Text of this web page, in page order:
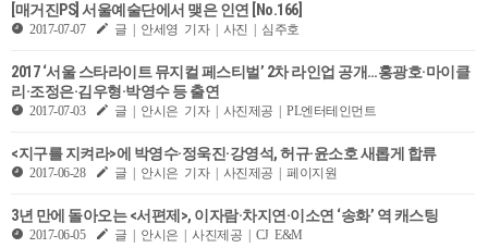
[매거진PS] 서울예술단에서 맺은 인연 [No.166]
2017-07-07 글 | 안세영 기자 | 사진 | 심주호
2017 ‘서울 스타라이트 뮤지컬 페스티벌’ 2차 라인업 공개…홍광호·마이클
리·조정은·김우형·박영수 등 출연
2017-07-03 글 | 안시은 기자 | 사진제공 | PL엔터테인먼트
<지구를 지켜라>에 박영수·정욱진·강영석, 허규·윤소호 새롭게 합류
2017-06-28 글 | 안시은 기자 | 사진제공 | 페이지원
3년 만에 돌아오는 <서편제>, 이자람·차지연·이소연 ‘송화’ 역 캐스팅
2017-06-05 글 | 안시은 | 사진제공 | CJ E&M